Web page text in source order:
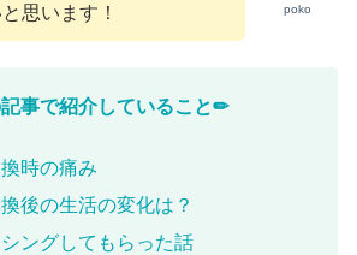
poko
思います！
事で紹介していること✏︎
時の痛み
後の生活の変化は？
ングしてもらった話